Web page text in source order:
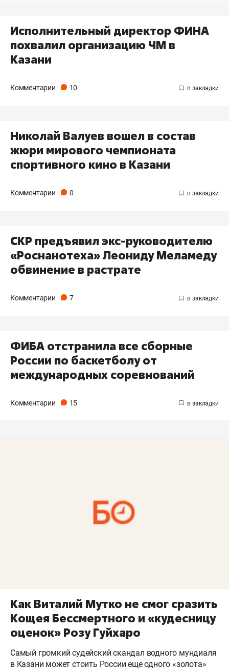
Исполнительный директор ФИНА
похвалил организацию ЧМ в
Казани
Комментарии 10
Николай Валуев вошел в состав
жюри мирового чемпионата
спортивного кино в Казани
Комментарии 0
СКР предъявил экс-руководителю
«Роснанотеха» Леониду Меламеду
обвинение в растрате
Комментарии 7
ФИБА отстранила все сборные
России по баскетболу от
международных соревнований
Комментарии 15
Как Виталий Мутко не смог сразить
Кощея Бессмертного и «кудесницу
оценок» Розу Гуйхаро
Самый громкий судейский скандал водного мундиаля
в Казани может стоить России еще одного «золота»